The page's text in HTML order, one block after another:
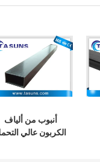
أنبوب من ألياف
الكربون عالي